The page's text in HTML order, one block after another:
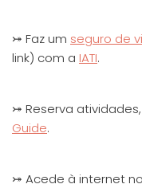
⤖ Faz um seguro de
link) com a IATI.
⤖ Reserva
Guide.
⤖ Acede à internet